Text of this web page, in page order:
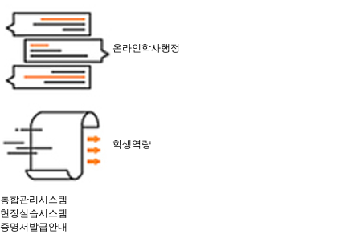
온라인학사행정
학생역량
통합관리시스템
현장실습시스템
증명서발급안내